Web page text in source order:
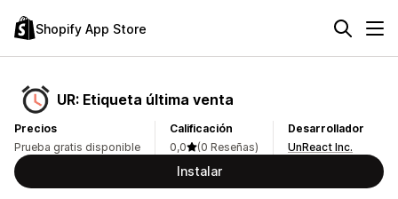
Shopify App Store
UR: Etiqueta última venta
Precios
Prueba gratis disponible
Calificación
0,0
(0 Reseñas)
Desarrollador
UnReact Inc.
Instalar